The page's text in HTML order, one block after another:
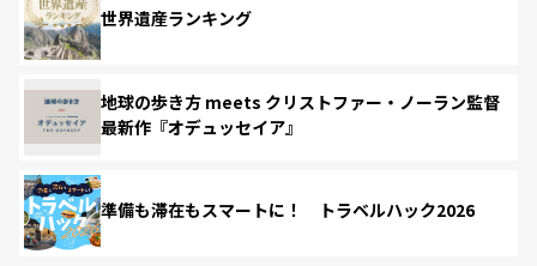
世界遺産ランキング
地球の歩き方 meets クリストファー・ノーラン監督
最新作『オデュッセイア』
準備も滞在もスマートに！ トラベルハック2026